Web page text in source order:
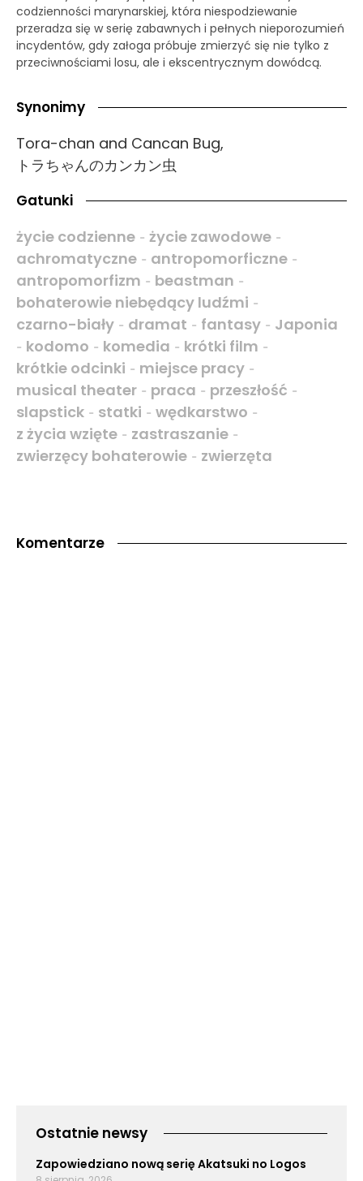
codzienności marynarskiej, która niespodziewanie
przeradza się w serię zabawnych i pełnych nieporozumień
incydentów, gdy załoga próbuje zmierzyć się nie tylko z
przeciwnościami losu, ale i ekscentrycznym dowódcą.
Synonimy
Tora-chan and Cancan Bug,
トラちゃんのカンカン虫
Gatunki
życie codzienne - życie zawodowe -
achromatyczne - antropomorficzne -
antropomorfizm - beastman -
bohaterowie niebędący ludźmi -
czarno-biały - dramat - fantasy - Japonia
- kodomo - komedia - krótki film -
krótkie odcinki - miejsce pracy -
musical theater - praca - przeszłość -
slapstick - statki - wędkarstwo -
z życia wzięte - zastraszanie -
zwierzęcy bohaterowie - zwierzęta
Komentarze
Ostatnie newsy
Zapowiedziano nową serię Akatsuki no Logos